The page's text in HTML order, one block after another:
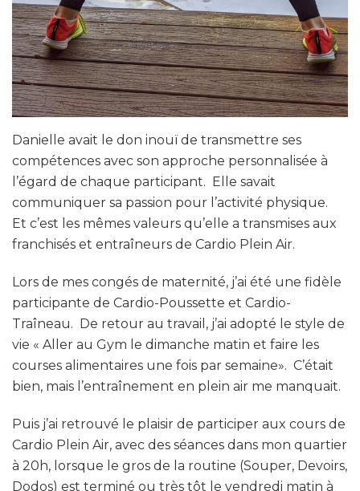
Danielle avait le don inouï de transmettre ses
compétences avec son approche personnalisée à
l’égard de chaque participant. Elle savait
communiquer sa passion pour l’activité physique.
Et c’est les mêmes valeurs qu’elle a transmises aux
franchisés et entraîneurs de Cardio Plein Air.
Lors de mes congés de maternité, j’ai été une fidèle
participante de Cardio-Poussette et Cardio-
Traîneau. De retour au travail, j’ai adopté le style de
vie « Aller au Gym le dimanche matin et faire les
courses alimentaires une fois par semaine». C’était
bien, mais l’entraînement en plein air me manquait.
Puis j’ai retrouvé le plaisir de participer aux cours de
Cardio Plein Air, avec des séances dans mon quartier
à 20h, lorsque le gros de la routine (Souper, Devoirs,
Dodos) est terminé ou très tôt le vendredi matin à